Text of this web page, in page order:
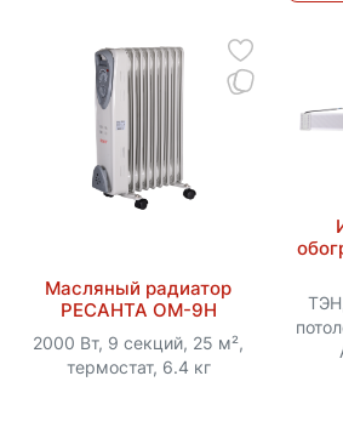
Масляный радиатор
РЕСАНТА ОМ-9Н
2000 Вт, 9 секций, 25 м²,
термостат, 6.4 кг